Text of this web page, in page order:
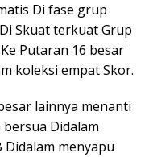
Di fase grup
Skuat terkuat Grup
Putaran 16 besar
koleksi empat Skor.
lainnya menanti
Didalam
Didalam menyapu